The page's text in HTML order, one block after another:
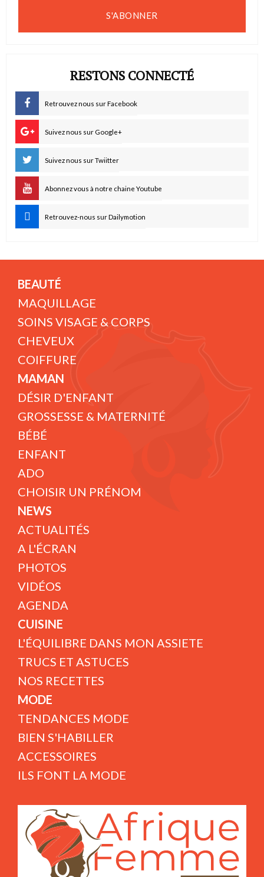
S'ABONNER
RESTONS CONNECTÉ
Retrouvez nous sur Facebook
Suivez nous sur Google+
Suivez nous sur Twiitter
Abonnez vous à notre chaine Youtube
Retrouvez-nous sur Dailymotion
BEAUTÉ
MAQUILLAGE
SOINS VISAGE & CORPS
CHEVEUX
COIFFURE
MAMAN
DÉSIR D'ENFANT
GROSSESSE & MATERNITÉ
BÉBÉ
ENFANT
ADO
CHOISIR UN PRÉNOM
NEWS
ACTUALITÉS
A L'ÉCRAN
PHOTOS
VIDÉOS
AGENDA
CUISINE
L'ÉQUILIBRE DANS MON ASSIETE
TRUCS ET ASTUCES
NOS RECETTES
MODE
TENDANCES MODE
BIEN S'HABILLER
ACCESSOIRES
ILS FONT LA MODE